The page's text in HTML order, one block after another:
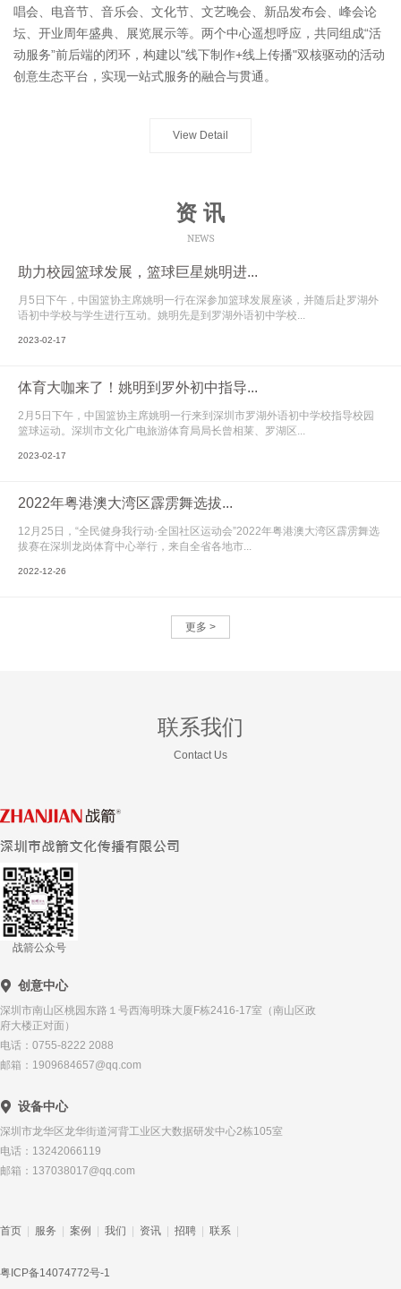
唱会、电音节、音乐会、文化节、文艺晚会、新品发布会、峰会论
坛、开业周年盛典、展览展示等。两个中心遥想呼应，共同组成“活
动服务”前后端的闭环，构建以"线下制作+线上传播"双核驱动的活动
创意生态平台，实现一站式服务的融合与贯通。
View Detail
资 讯
NEWS
助力校园篮球发展，篮球巨星姚明进...
月5日下午，中国篮协主席姚明一行在深参加篮球发展座谈，并随后赴罗湖外
语初中学校与学生进行互动。姚明先是到罗湖外语初中学校...
2023-02-17
体育大咖来了！姚明到罗外初中指导...
2月5日下午，中国篮协主席姚明一行来到深圳市罗湖外语初中学校指导校园
篮球运动。深圳市文化广电旅游体育局局长曾相莱、罗湖区...
2023-02-17
2022年粤港澳大湾区霹雳舞选拔...
12月25日，“全民健身我行动·全国社区运动会”2022年粤港澳大湾区霹雳舞选
拔赛在深圳龙岗体育中心举行，来自全省各地市...
2022-12-26
更多 >
联系我们
Contact Us
战箭公众号
创意中心
深圳市南山区桃园东路１号西海明珠大厦F栋2416-17室（南山区政
府大楼正对面）
电话：0755-8222 2088
邮箱：1909684657@qq.com
设备中心
深圳市龙华区龙华街道河背工业区大数据研发中心2栋105室
电话：13242066119
邮箱：137038017@qq.com
首页 | 服务 | 案例 | 我们 | 资讯 | 招聘 | 联系 |
粤ICP备14074772号-1